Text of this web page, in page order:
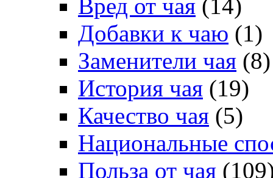
Вред от чая (14)
Добавки к чаю (1)
Заменители чая (8)
История чая (19)
Качество чая (5)
Национальные
Польза от чая